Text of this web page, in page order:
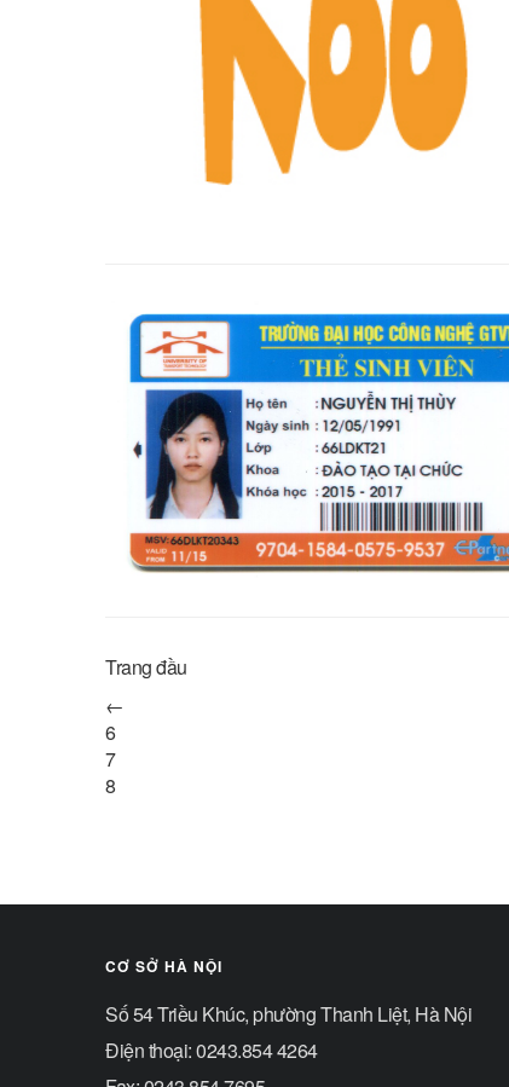
Trang đầu
←
6
7
8
CƠ SỞ HÀ NỘI
Số 54 Triều Khúc, phường Thanh Liệt, Hà Nội
Điện thoại: 0243.854 4264